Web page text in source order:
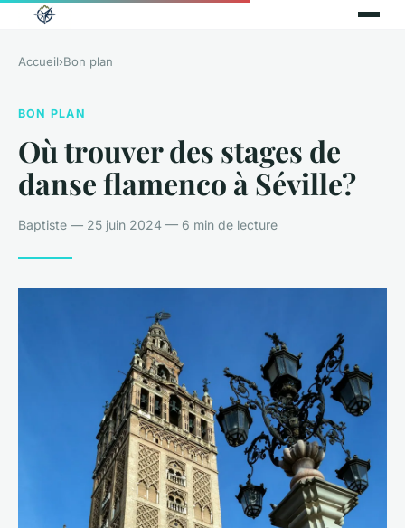
Accueil›Bon plan
BON PLAN
Où trouver des stages de
danse flamenco à Séville?
Baptiste — 25 juin 2024 — 6 min de lecture